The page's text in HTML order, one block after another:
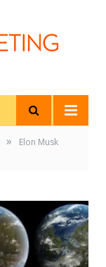
»
Elon Musk